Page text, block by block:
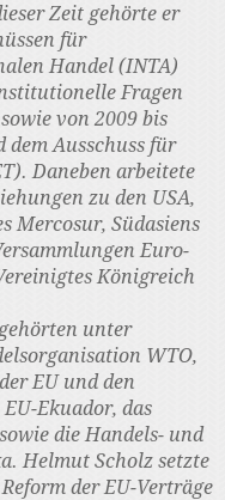
Zeit gehörte er
für
Handel (INTA)
Fragen
von 2009 bis
Ausschuss für
Daneben arbeitete
zu den USA,
Mercosur, Südasiens
Euro-
Königreich
unter
WTO,
EU und den
Ekuador, das
die Handels- und
Helmut Scholz setzte
der EU-Verträge